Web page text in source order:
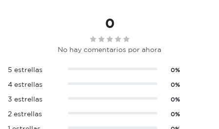
0
No hay comentarios por ahora
5 estrellas 0%
4 estrellas 0%
3 estrellas 0%
2 estrellas 0%